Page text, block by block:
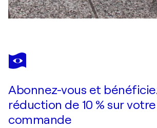
Abonnez-vous et
réduction de 10 % sur
commande